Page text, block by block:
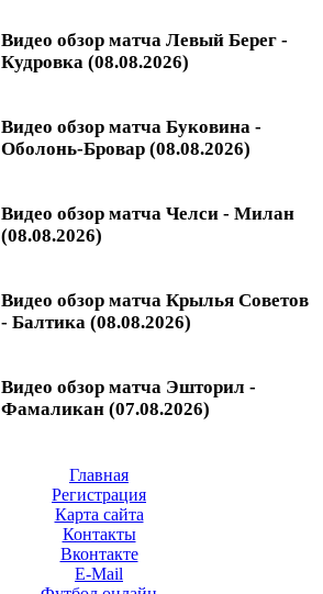
Видео обзор матча Левый Берег -
Кудровка (08.08.2026)
Видео обзор матча Буковина -
Оболонь-Бровар (08.08.2026)
Видео обзор матча Челси - Милан
(08.08.2026)
Видео обзор матча Крылья Советов
- Балтика (08.08.2026)
Видео обзор матча Эшторил -
Фамаликан (07.08.2026)
Главная
Регистрация
Карта сайта
Контакты
Вконтакте
E-Mail